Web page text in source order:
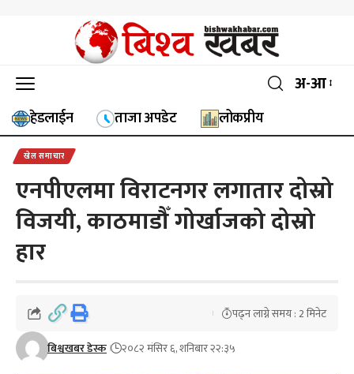
अ-आ
हेडलाईन ताजा अपडेट लोकप्रीय
खेल समाचार
एनपीएलमा विराटनगर लगातार दोस्रो
विजयी, काठमाडौँ गोर्खाजको दोस्रो
हार
बिश्वखबर डेस्क २०८२ मंसिर ६, शनिबार २२:३५
पढ्न लाग्ने समय : 2 मिनेट